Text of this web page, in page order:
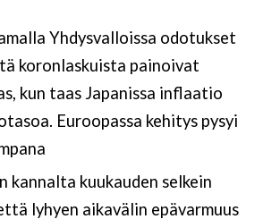
Yhdysvalloissa odotukset
koronlaskuista painoivat
kun taas Japanissa inflaatio
Euroopassa kehitys pysyi
kannalta kuukauden selkein
lyhyen aikavälin epävarmuus